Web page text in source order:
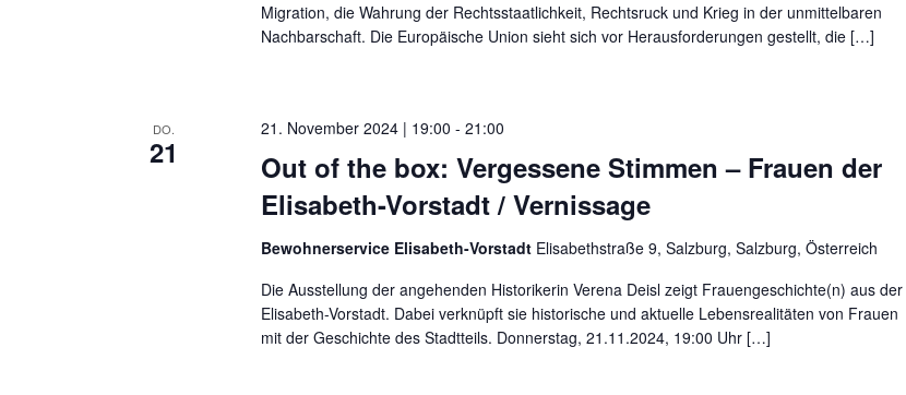
Migration, die Wahrung der Rechtsstaatlichkeit, Rechtsruck und Krieg in der unmittelbaren
Nachbarschaft. Die Europäische Union sieht sich vor Herausforderungen gestellt, die […]
DO.
21
Out of the box: Vergessene Stimmen – Frauen der
Elisabeth-Vorstadt / Vernissage
21. November 2024 | 19:00 -21:00
Bewohnerservice Elisabeth-Vorstadt Elisabethstraße 9, Salzburg, Salzburg, Österreich
Die Ausstellung der angehenden Historikerin Verena Deisl zeigt Frauengeschichte(n) aus der
Elisabeth-Vorstadt. Dabei verknüpft sie historische und aktuelle Lebensrealitäten von Frauen
mit der Geschichte des Stadtteils. Donnerstag, 21.11.2024, 19:00 Uhr […]